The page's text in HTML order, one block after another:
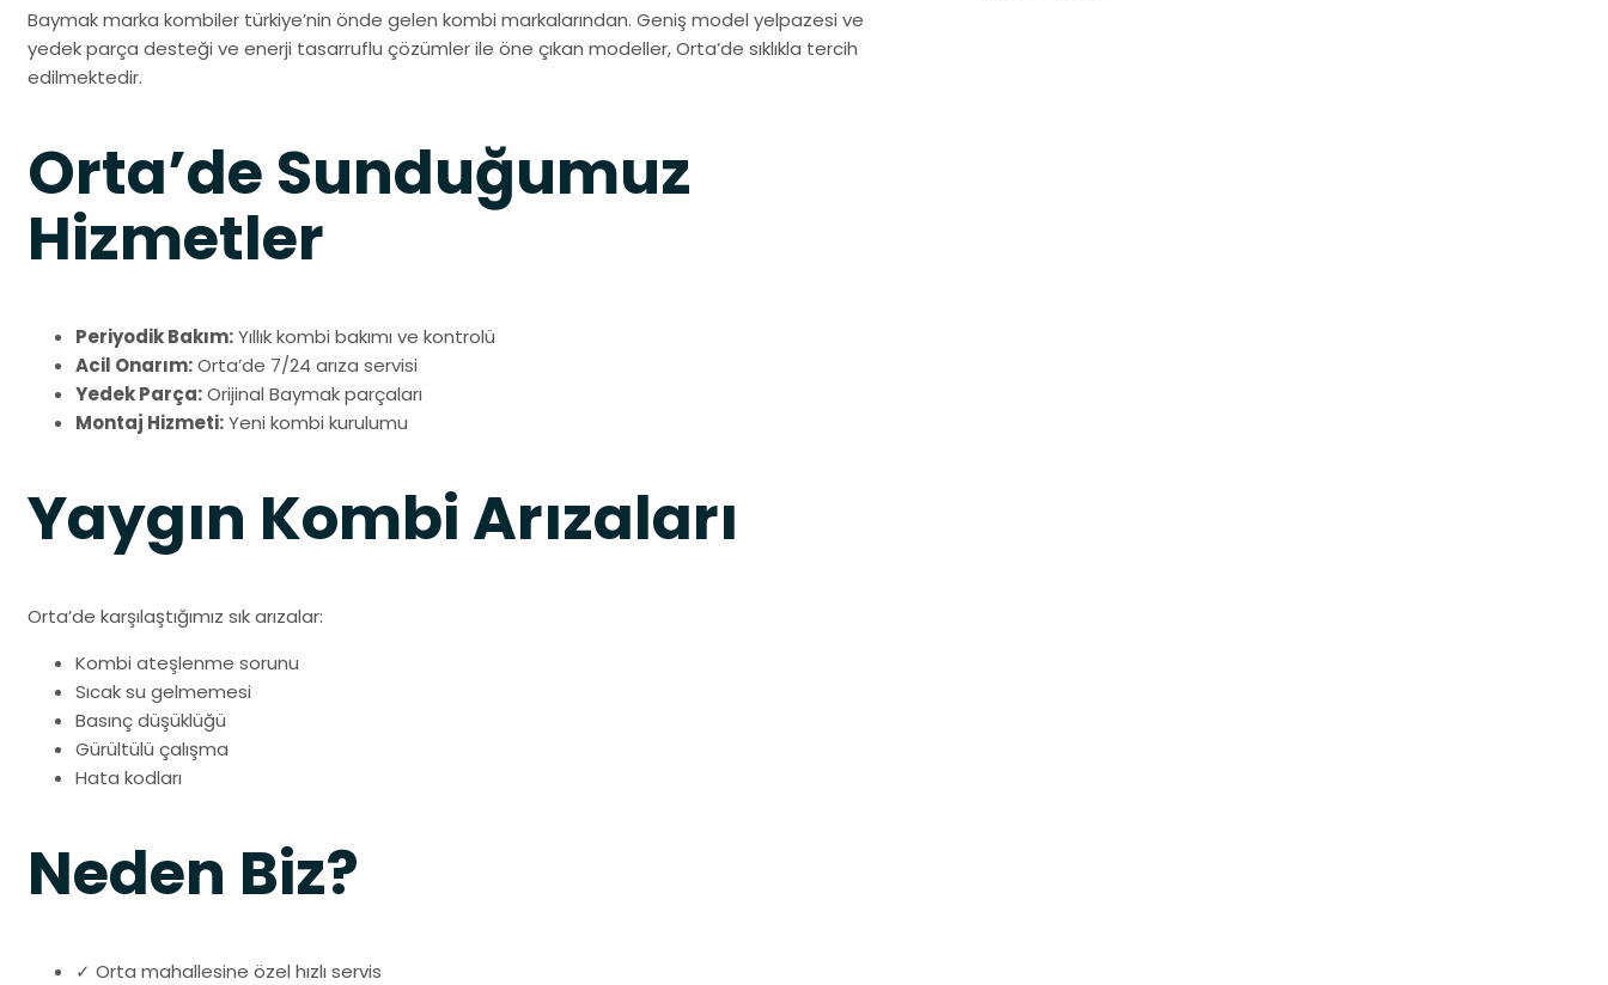
Baymak marka kombiler türkiye’nin önde gelen kombi markalarından. Geniş model yelpazesi ve
yedek parça desteği ve enerji tasarruflu çözümler ile öne çıkan modeller, Orta’de sıklıkla tercih
edilmektedir.
Orta’de Sunduğumuz
Hizmetler
Periyodik Bakım:Yıllık kombi bakımı ve kontrolü
Acil Onarım:Orta’de 7/24 arıza servisi
Yedek Parça:Orijinal Baymak parçaları
Montaj Hizmeti:Yeni kombi kurulumu
Yaygın Kombi Arızaları
Orta’de karşılaştığımız sık arızalar:
Kombi ateşlenme sorunu
Sıcak su gelmemesi
Basınç düşüklüğü
Gürültülü çalışma
Hata kodları
Neden Biz?
✓ Orta mahallesine özel hızlı servis